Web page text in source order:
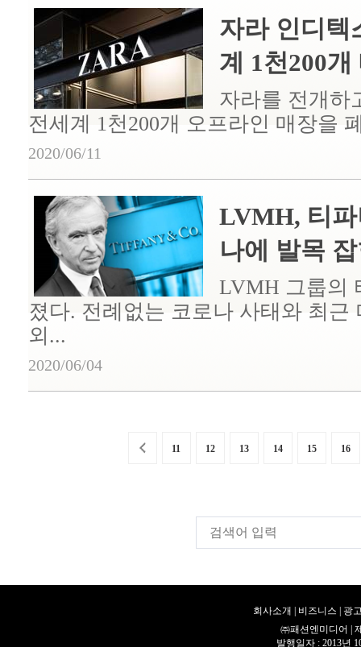
자라 인디텍
계 1천200개
자라를 전개하
전세계 1천200개 오프라인 매장을
2020/06/11
LVMH, 티
나에 발목
LVMH 그룹의
졌다. 전례없는 코로나 사태와 최근
외...
2020/06/04
11 12 13 14 15 16
회사소개 | 비즈니스 | 광
㈜패션엔미디어 |
발행일자 : 2013년